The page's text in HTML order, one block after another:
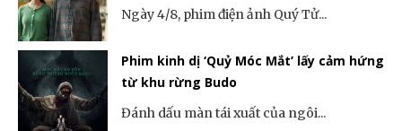
Ngày 4/8, phim điện ảnh Quý Tử...
Phim kinh dị ‘Quỷ Móc Mắt’ lấy cảm hứng
từ khu rừng Budo
Đánh dấu màn tái xuất của ngôi...